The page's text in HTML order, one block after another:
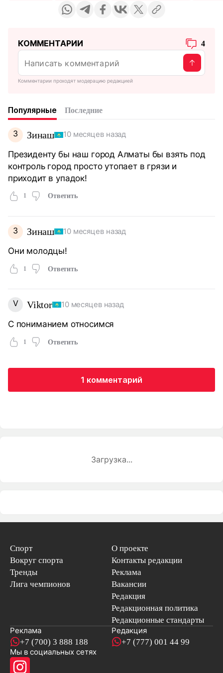
КОММЕНТАРИИ 4
Комментарии проходят модерацию редакцией
Популярные Последние
З Зинаш 10 месяцев назад
Президенту бы наш город Алматы бы взять под
контроль город просто утопает в грязи и
приходит в упадок!
1 Ответить
З Зинаш 10 месяцев назад
Они молодцы!
1 Ответить
V Viktor 10 месяцев назад
С пониманием относимся
1 Ответить
1 комментарий
Загрузка...
Спорт
Вокруг спорта
Тренды
Лига чемпионов
О проекте
Контакты редакции
Реклама
Вакансии
Редакция
Редакционная политика
Редакционные стандарты
Реклама
+7 (700) 3 888 188
Редакция
+7 (777) 001 44 99
Мы в социальных сетях